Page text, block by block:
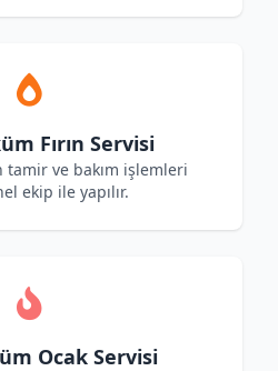
Fırın Servisi
tamir ve bakım işlemleri
ekip ile yapılır.
Ocak Servisi